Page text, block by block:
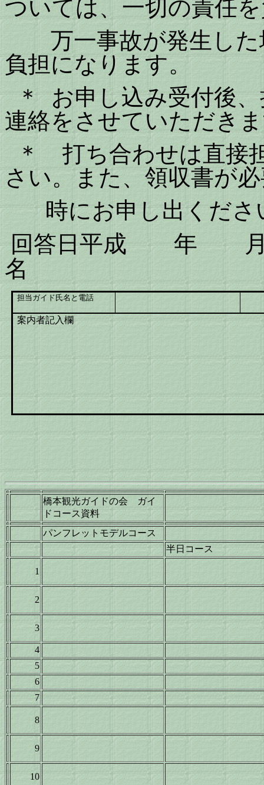
ついては、一切の責任
万一事故が発生した
負担になります。
＊ お申し込み受付後
連絡をさせていただき
＊ 打ち合わせは直接
さい。また、領収書が
時にお申し出くださ
回答日平成 年
名
担当ガイド氏名と電話
案内者記入欄
橋本観光ガイドの会 ガイ
ドコース資料
パンフレットモデルコース
半日コース
1
2
3
4
5
6
7
8
9
10